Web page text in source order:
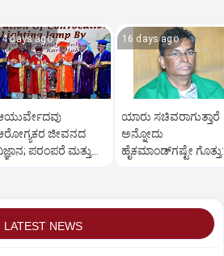
days ago
ಜೀವನದ
ಪರಂಪರೆ ಮತ್ತು
16 days ago
ಯಾರು ಸಚಿವರಾಗುತ್ತಾರೆ
ಅನ್ನೋದು
ಹೈಕಮಾಂಡ್‌ಗಷ್ಟೇ ಗೊತ್ತು:
LATEST NEWS